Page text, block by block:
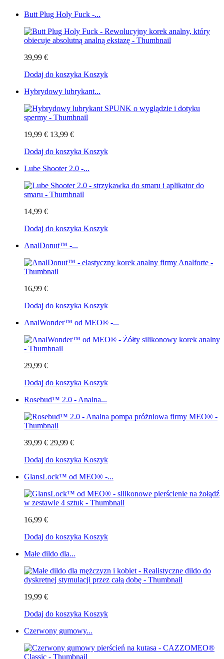
Butt Plug Holy Fuck -...
39,99 €
Dodaj do koszyka Koszyk
Hybrydowy lubrykant...
19,99 € 13,99 €
Dodaj do koszyka Koszyk
Lube Shooter 2.0 -...
14,99 €
Dodaj do koszyka Koszyk
AnalDonut™ -...
16,99 €
Dodaj do koszyka Koszyk
AnalWonder™ od MEO® -...
29,99 €
Dodaj do koszyka Koszyk
Rosebud™ 2.0 - Analna...
39,99 € 29,99 €
Dodaj do koszyka Koszyk
GlansLock™ od MEO® -...
16,99 €
Dodaj do koszyka Koszyk
Małe dildo dla...
19,99 €
Dodaj do koszyka Koszyk
Czerwony gumowy...